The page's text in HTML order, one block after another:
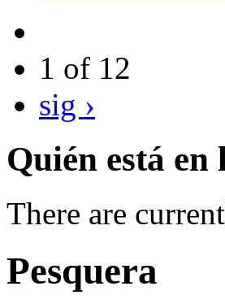
1 of 12
sig ›
Quién está en
There are
Pesquera